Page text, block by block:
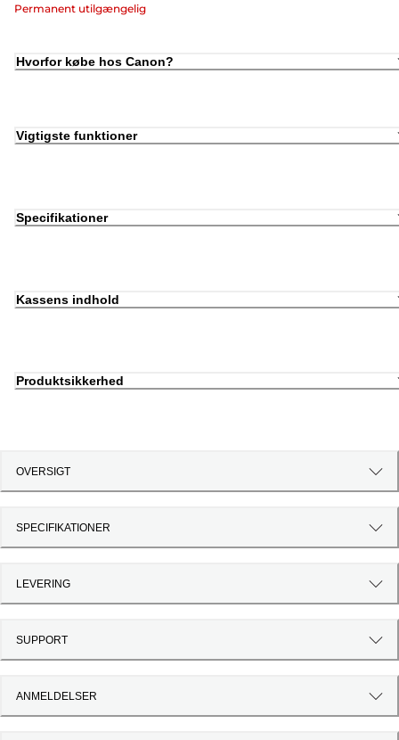
Permanent utilgængelig
Hvorfor købe hos Canon?
Vigtigste funktioner
Specifikationer
Kassens indhold
Produktsikkerhed
OVERSIGT
SPECIFIKATIONER
LEVERING
SUPPORT
ANMELDELSER